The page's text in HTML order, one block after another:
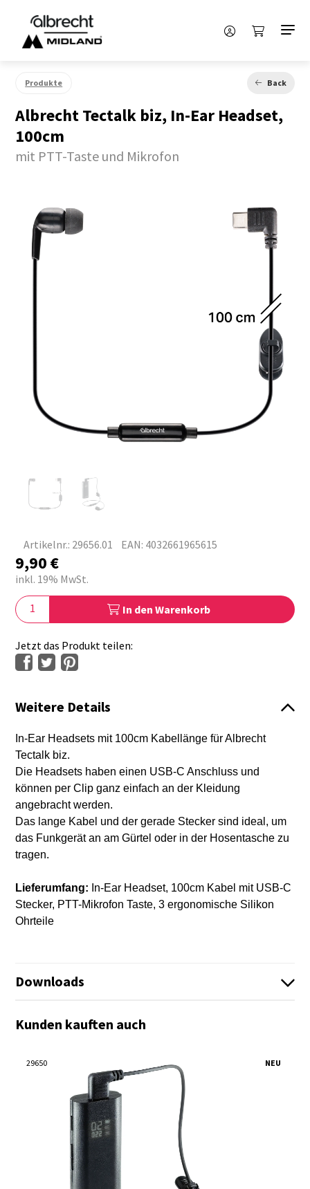
Produkte Back
Albrecht Tectalk biz, In-Ear Headset,
100cm
mit PTT-Taste und Mikrofon
Artikelnr.: 29656.01 EAN: 4032661965615
9,90€
inkl. 19% MwSt.
In den Warenkorb
Jetzt das Produkt teilen:
Weitere Details
In-Ear Headsets mit 100cm Kabellänge für Albrecht
Tectalk biz.
Die Headsets haben einen USB-C Anschluss und
können per Clip ganz einfach an der Kleidung
angebracht werden.
Das lange Kabel und der gerade Stecker sind ideal, um
das Funkgerät an am Gürtel oder in der Hosentasche zu
tragen.
Lieferumfang: In-Ear Headset, 100cm Kabel mit USB-C
Stecker, PTT-Mikrofon Taste, 3 ergonomische Silikon
Ohrteile
Downloads
Kunden kauften auch
NEU
29650